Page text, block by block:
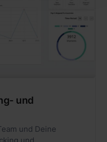
und
und Deine
und